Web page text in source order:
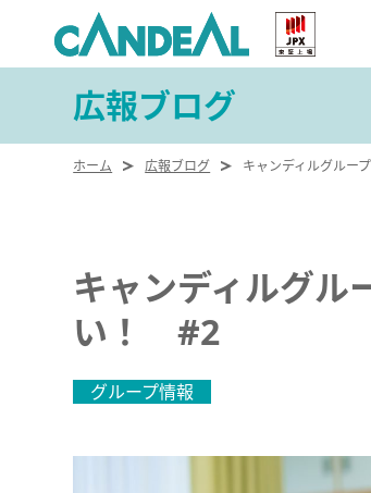
広報ブログ
ホーム 広報ブログ キャンディルグルー
キャンディルグル
い！ #2
グループ情報